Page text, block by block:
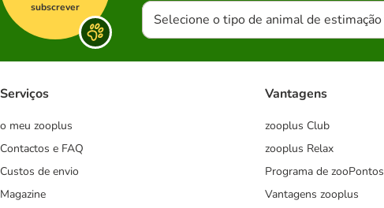
subscrever
Selecione o tipo de animal de estimação
Serviços
o meu zooplus
Contactos e FAQ
Custos de envio
Magazine
Vantagens
zooplus Club
zooplus Relax
Programa de zooPontos
Vantagens zooplus